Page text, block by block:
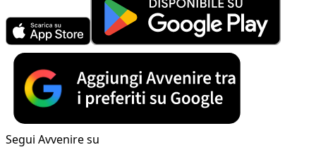
Segui Avvenire su